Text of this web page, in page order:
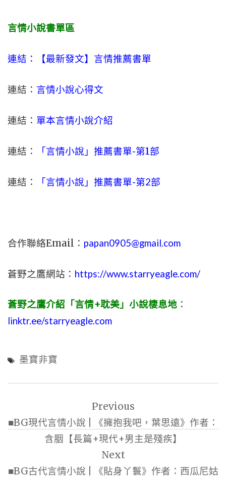
言情小說書單區
連結：【最新發文】 言情推薦書單
連結： 言情小說心得文
連結： 單本言情小說介紹
連結： 「言情小說」推薦書單-第1部
連結： 「言情小說」推薦書單-第2部
合作聯絡Email： papan0905@gmail.com
蒼野之鷹網站： https://www.starryeagle.com/
蒼野之鷹介紹「言情+耽美」小說棲息地 ：
linktr.ee/starryeagle.com
墨寶非寶
導
Previous
■BG現代言情小說 | 《擁抱我吧，葉思遠》作者：
含胭【長篇+現代+男主是殘疾】
Next
■BG古代言情小說 | 《貼身丫鬟》作者：西瓜尼姑